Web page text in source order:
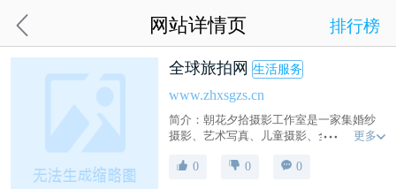
网站详情页 排行榜
全球旅拍网 生活服务
www.zhxsgzs.cn
简介：朝花夕拾摄影工作室是一家集婚纱
摄影、艺术写真、儿童摄影、全家福、宝
构！ 朝花夕拾摄影工作室主要技术力量是
更多
0 0 0